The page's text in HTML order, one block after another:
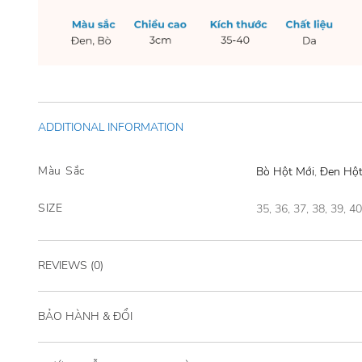
ADDITIONAL INFORMATION
Màu Sắc Bò Hột Mới,Đen
SIZE 35, 36, 37, 38, 39, 40
REVIEWS (0)
BẢO HÀNH & ĐỔI